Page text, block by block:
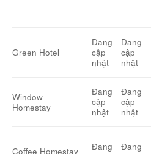
Green Hotel
Đang
cập
nhật
Đang
cập
nhật
Window
Homestay
Đang
cập
nhật
Đang
cập
nhật
Coffee Homestay
Đang
Đang